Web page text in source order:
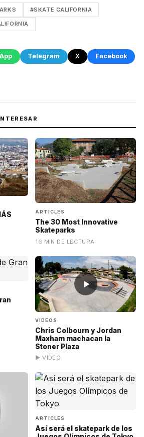
#SKATE CALIFORNIA
Telegram X
Facebook
ARTICLES
The 30 Most Innovative
Skateparks
16 MIN DE LECTURA
▶
VÍDEOS
Chris Colbourn y Jordan
Maxham machacan la
Stoner Plaza
▶ VÍDEO
ARTICLES
Así será el skatepark de los